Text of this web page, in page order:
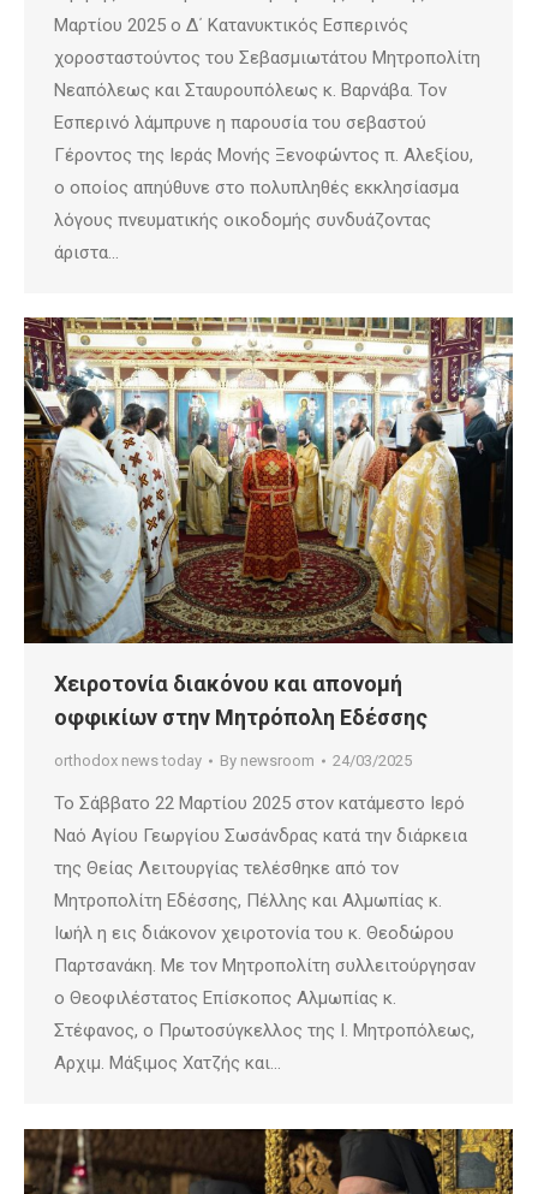
Μαρτίου 2025 ο Δ΄ Κατανυκτικός Εσπερινός
χοροσταστούντος του Σεβασμιωτάτου Μητροπολίτη
Νεαπόλεως και Σταυρουπόλεως κ. Βαρνάβα. Τον
Εσπερινό λάμπρυνε η παρουσία του σεβαστού
Γέροντος της Ιεράς Μονής Ξενοφώντος π. Αλεξίου,
ο οποίος απηύθυνε στο πολυπληθές εκκλησίασμα
λόγους πνευματικής οικοδομής συνδυάζοντας
άριστα…
Χειροτονία διακόνου και απονομή
οφφικίων στην Μητρόπολη Εδέσσης
orthodox news today By newsroom 24/03/2025
Το Σάββατο 22 Μαρτίου 2025 στον κατάμεστο Ιερό
Ναό Αγίου Γεωργίου Σωσάνδρας κατά την διάρκεια
της Θείας Λειτουργίας τελέσθηκε από τον
Μητροπολίτη Εδέσσης, Πέλλης και Αλμωπίας κ.
Ιωήλ η εις διάκονον χειροτονία του κ. Θεοδώρου
Παρτσανάκη. Με τον Μητροπολίτη συλλειτούργησαν
ο Θεοφιλέστατος Επίσκοπος Αλμωπίας κ.
Στέφανος, ο Πρωτοσύγκελλος της Ι. Μητροπόλεως,
Αρχιμ. Μάξιμος Χατζής και…